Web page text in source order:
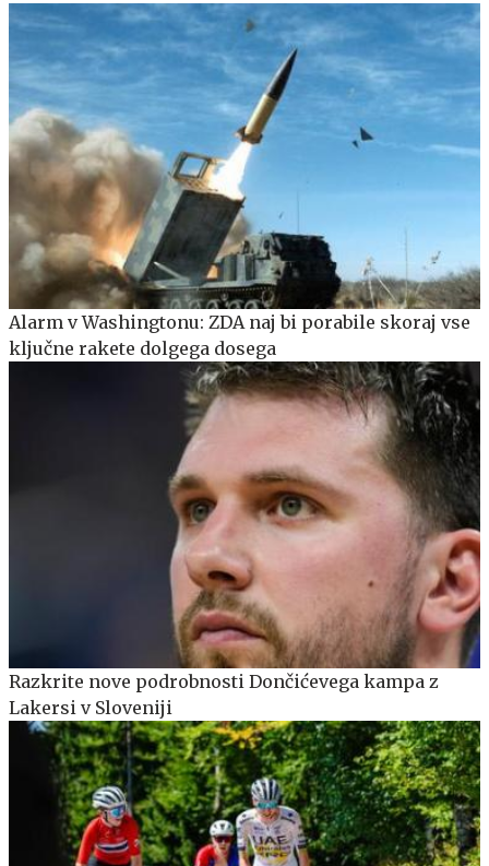
Alarm v Washingtonu: ZDA naj bi porabile skoraj vse
ključne rakete dolgega dosega
Razkrite nove podrobnosti Dončićevega kampa z
Lakersi v Sloveniji